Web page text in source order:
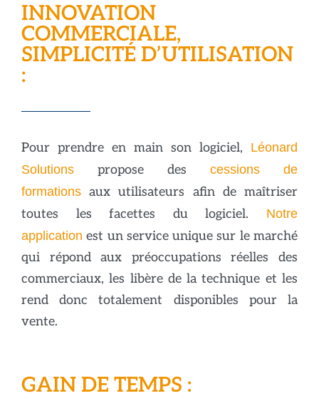
INNOVATION
COMMERCIALE,
SIMPLICITÉ D’UTILISATION
:
Pour prendre en main son logiciel, Léonard
Solutions propose des cessions de
formations aux utilisateurs afin de maîtriser
toutes les facettes du logiciel. Notre
application est un service unique sur le marché
qui répond aux préoccupations réelles des
commerciaux, les libère de la technique et les
rend donc totalement disponibles pour la
vente.
GAIN DE TEMPS :